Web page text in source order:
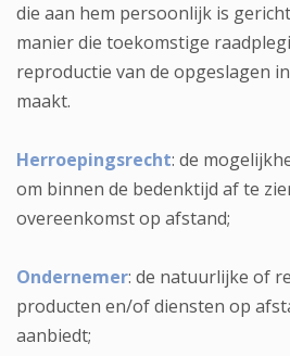
die aan hem persoonlijk is
manier die toekomstige
reproductie van de opgeslagen
maakt.
Herroepingsrecht: de
om binnen de bedenktijd af te
overeenkomst op afstand;
Ondernemer: de natuurlijke of
producten en/of diensten op
aanbiedt;